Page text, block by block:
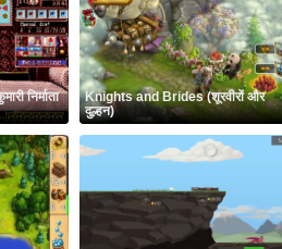
निर्माता
Knights and Brides (शूरवीरों और
दुल्हन)